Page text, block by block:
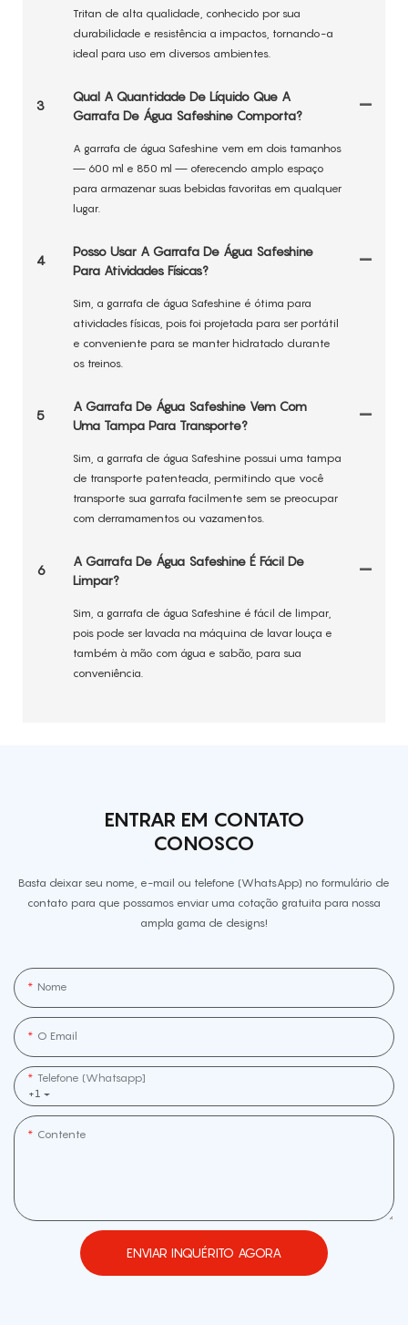
Tritan de alta qualidade, conhecido por sua
durabilidade e resistência a impactos, tornando-a
ideal para uso em diversos ambientes.
3
Qual A Quantidade De Líquido Que A
Garrafa De Água Safeshine Comporta?
A garrafa de água Safeshine vem em dois tamanhos
— 600 ml e 850 ml — oferecendo amplo espaço
para armazenar suas bebidas favoritas em qualquer
lugar.
4
Posso Usar A Garrafa De Água Safeshine
Para Atividades Físicas?
Sim, a garrafa de água Safeshine é ótima para
atividades físicas, pois foi projetada para ser portátil
e conveniente para se manter hidratado durante
os treinos.
5
A Garrafa De Água Safeshine Vem Com
Uma Tampa Para Transporte?
Sim, a garrafa de água Safeshine possui uma tampa
de transporte patenteada, permitindo que você
transporte sua garrafa facilmente sem se preocupar
com derramamentos ou vazamentos.
6
A Garrafa De Água Safeshine É Fácil De
Limpar?
Sim, a garrafa de água Safeshine é fácil de limpar,
pois pode ser lavada na máquina de lavar louça e
também à mão com água e sabão, para sua
conveniência.
ENTRAR EM CONTATO
CONOSCO
Basta deixar seu nome, e-mail ou telefone (WhatsApp) no formulário de
contato para que possamos enviar uma cotação gratuita para nossa
ampla gama de designs!
Nome
O Email
+1
Telefone (Whatsapp]
Contente
ENVIAR INQUÉRITO AGORA